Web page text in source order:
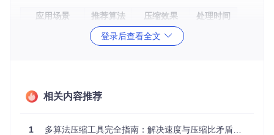
应用场景 推荐算法 压缩效果
处理时间
Zstd 3.8:1压缩比
极限压缩
兼容性担忧？无缝集成现有工作流
登录后查看全文
相关内容推荐
1 多算法压缩工具完全指南：解决速度与压缩比矛盾的全能方案